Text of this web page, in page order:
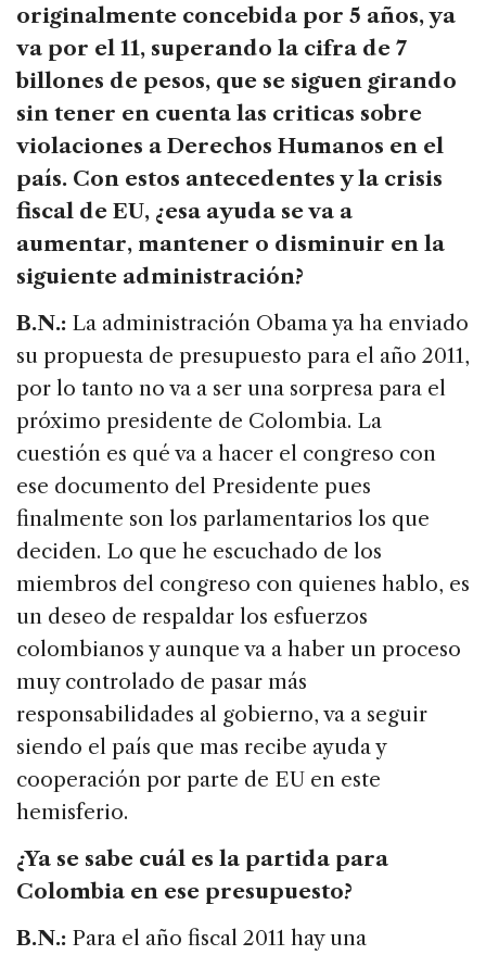
originalmente concebida por 5 años, ya
va por el 11, superando la cifra de 7
billones de pesos, que se siguen girando
sin tener en cuenta las criticas sobre
violaciones a Derechos Humanos en el
país. Con estos antecedentes y la crisis
fiscal de EU, ¿esa ayuda se va a
aumentar, mantener o disminuir en la
siguiente administración?
B.N.: La administración Obama ya ha enviado
su propuesta de presupuesto para el año 2011,
por lo tanto no va a ser una sorpresa para el
próximo presidente de Colombia. La
cuestión es qué va a hacer el congreso con
ese documento del Presidente pues
finalmente son los parlamentarios los que
deciden. Lo que he escuchado de los
miembros del congreso con quienes hablo, es
un deseo de respaldar los esfuerzos
colombianos y aunque va a haber un proceso
muy controlado de pasar más
responsabilidades al gobierno, va a seguir
siendo el país que mas recibe ayuda y
cooperación por parte de EU en este
hemisferio.
¿Ya se sabe cuál es la partida para
Colombia en ese presupuesto?
B.N.: Para el año fiscal 2011 hay una